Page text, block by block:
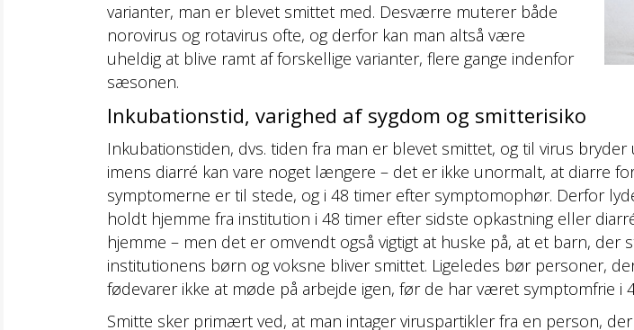
varianter, man er blevet smittet med. Desværre muterer både
norovirus og rotavirus ofte, og derfor kan man altså være
uheldig at blive ramt af forskellige varianter, flere gange indenfor
sæsonen.
Inkubationstid, varighed af sygdom og smitterisiko
Inkubationstiden, dvs. tiden fra man er blevet smittet, og til virus
imens diarré kan vare noget længere – det er ikke unormalt, at diarre
symptomerne er til stede, og i 48 timer efter symptomophør. Derfor
holdt hjemme fra institution i 48 timer efter sidste opkastning eller
hjemme – men det er omvendt også vigtigt at huske på, at et barn,
institutionens børn og voksne bliver smittet. Ligeledes bør personer,
fødevarer ikke at møde på arbejde igen, før de har været symptomfrie i
Smitte sker primært ved, at man intager viruspartikler fra en person,